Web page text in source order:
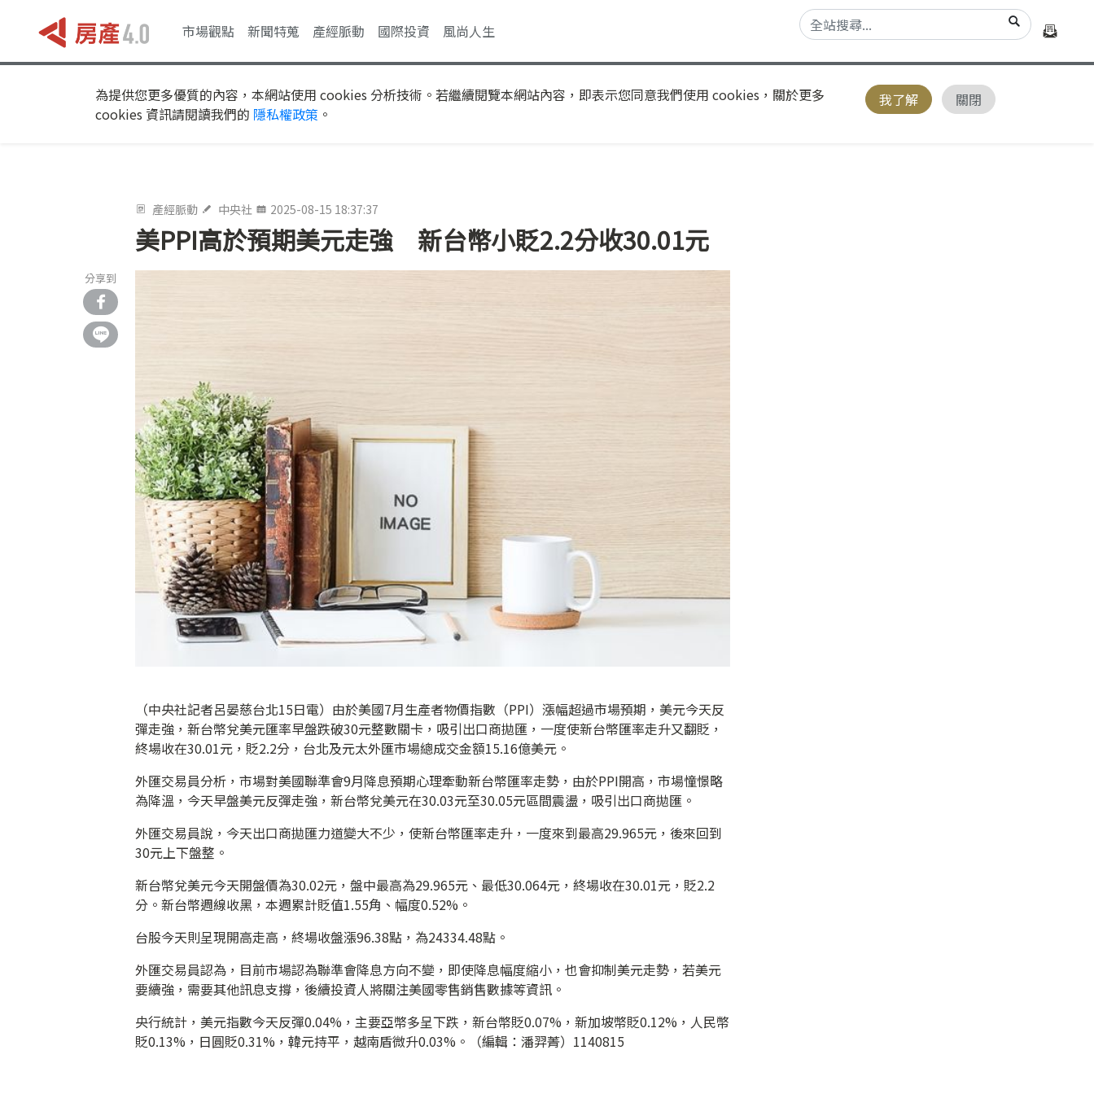
市場觀點 新聞特蒐 產經脈動 國際投資 風尚人生
為提供您更多優質的內容，本網站使用 cookies 分析技術。若繼續閱覽本網站內容，即表示您同意我們使用 cookies，關於更多
cookies 資訊請閱讀我們的 隱私權政策 。
我了解 關閉
產經脈動 中央社 2025-08-15 18:37:37
美PPI高於預期美元走強 新台幣小貶2.2分收30.01元
分享到
（中央社記者呂晏慈台北15日電）由於美國7月生產者物價指數（PPI）漲幅超過市場預期，美元今天反
彈走強，新台幣兌美元匯率早盤跌破30元整數關卡，吸引出口商拋匯，一度使新台幣匯率走升又翻貶，
終場收在30.01元，貶2.2分，台北及元太外匯市場總成交金額15.16億美元。
外匯交易員分析，市場對美國聯準會9月降息預期心理牽動新台幣匯率走勢，由於PPI開高，市場憧憬略
為降溫，今天早盤美元反彈走強，新台幣兌美元在30.03元至30.05元區間震盪，吸引出口商拋匯。
外匯交易員說，今天出口商拋匯力道變大不少，使新台幣匯率走升，一度來到最高29.965元，後來回到
30元上下盤整。
新台幣兌美元今天開盤價為30.02元，盤中最高為29.965元、最低30.064元，終場收在30.01元，貶2.2
分。新台幣週線收黑，本週累計貶值1.55角、幅度0.52%。
台股今天則呈現開高走高，終場收盤漲96.38點，為24334.48點。
外匯交易員認為，目前市場認為聯準會降息方向不變，即使降息幅度縮小，也會抑制美元走勢，若美元
要續強，需要其他訊息支撐，後續投資人將關注美國零售銷售數據等資訊。
央行統計，美元指數今天反彈0.04%，主要亞幣多呈下跌，新台幣貶0.07%，新加坡幣貶0.12%，人民幣
貶0.13%，日圓貶0.31%，韓元持平，越南盾微升0.03%。（編輯：潘羿菁）1140815